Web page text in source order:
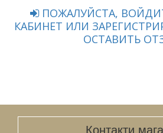
ПОЖАЛУЙСТА,
КАБИНЕТ ИЛИ
ОСТАВИТЬ
Контакти